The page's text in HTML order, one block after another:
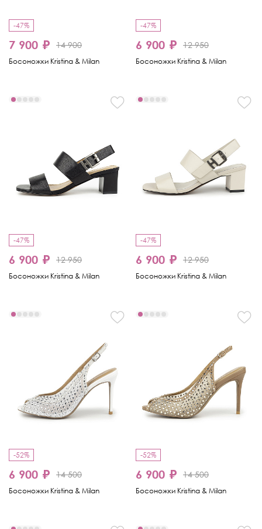
-47%
7 900 ₽ 14 900
Босоножки Kristina & Milan
-47%
6 900 ₽ 12 950
Босоножки Kristina & Milan
-47%
6 900 ₽ 12 950
Босоножки Kristina & Milan
-47%
6 900 ₽ 12 950
Босоножки Kristina & Milan
-52%
6 900 ₽ 14 500
Босоножки Kristina & Milan
-52%
6 900 ₽ 14 500
Босоножки Kristina & Milan